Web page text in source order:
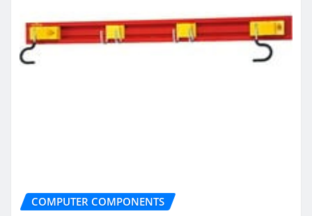
COMPUTER COMPONENTS